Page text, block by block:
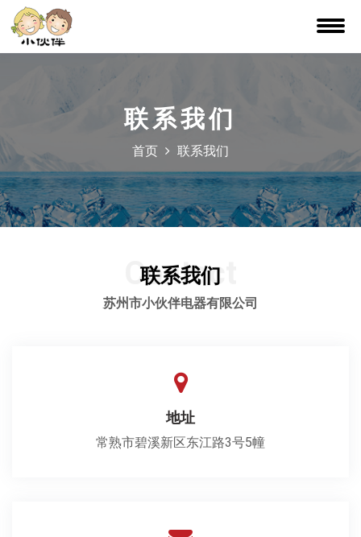
联系我们
首页 联系我们
联系我们
苏州市小伙伴电器有限公司
Contact
地址
常熟市碧溪新区东江路3号5幢